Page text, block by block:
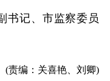
书记、市监察委员
(责编：关喜艳、刘卿)